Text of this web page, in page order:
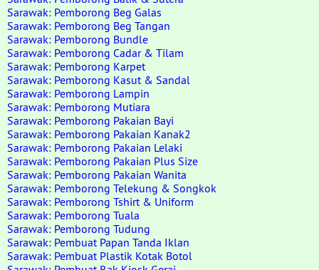
Sarawak: Pemborong Beg Galas
Sarawak: Pemborong Beg Tangan
Sarawak: Pemborong Bundle
Sarawak: Pemborong Cadar & Tilam
Sarawak: Pemborong Karpet
Sarawak: Pemborong Kasut & Sandal
Sarawak: Pemborong Lampin
Sarawak: Pemborong Mutiara
Sarawak: Pemborong Pakaian Bayi
Sarawak: Pemborong Pakaian Kanak2
Sarawak: Pemborong Pakaian Lelaki
Sarawak: Pemborong Pakaian Plus Size
Sarawak: Pemborong Pakaian Wanita
Sarawak: Pemborong Telekung & Songkok
Sarawak: Pemborong Tshirt & Uniform
Sarawak: Pemborong Tuala
Sarawak: Pemborong Tudung
Sarawak: Pembuat Papan Tanda Iklan
Sarawak: Pembuat Plastik Kotak Botol